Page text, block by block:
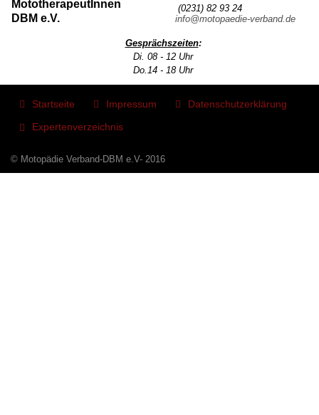
MototherapeutInnen
DBM e.V.
(0231) 82 93 24
info@motopaedie-verband.de
Gesprächszeiten:
Di. 08 - 12 Uhr
Do.14 - 18 Uhr
Startseite Impressum Datenschutzerklärung
Expertenverzeichnis
© Motopädie Verband-DBM e.V- 2016